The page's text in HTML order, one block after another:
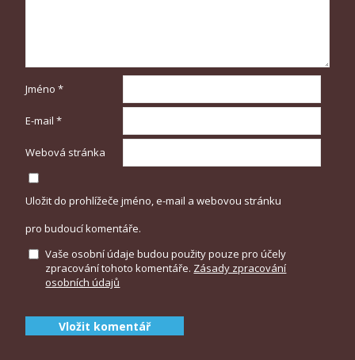
Jméno*
E-mail*
Webová stránka
Uložit do prohlížeče jméno, e-mail a webovou stránku
pro budoucí komentáře.
Vaše osobní údaje budou použity pouze pro účely
zpracování tohoto komentáře. Zásady zpracování
osobních údajů